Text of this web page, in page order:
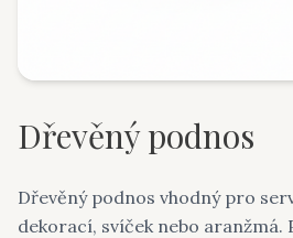
Dřevěný podnos
Dřevěný podnos vhodný pro
dekorací, svíček nebo aranžmá.